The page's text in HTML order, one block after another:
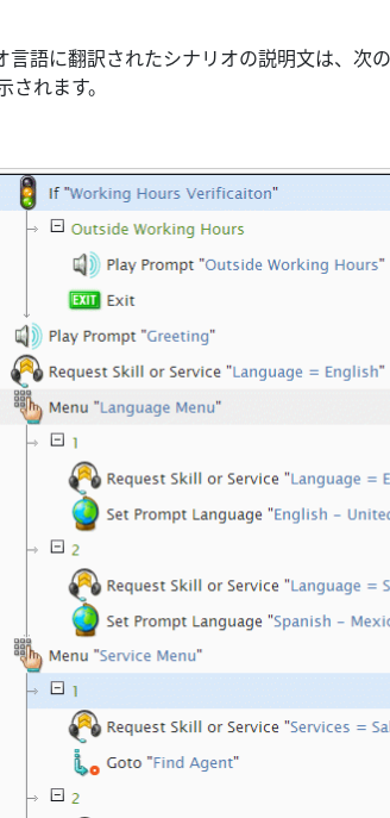
語に翻訳されたシナリオの説明文は、次
れます。